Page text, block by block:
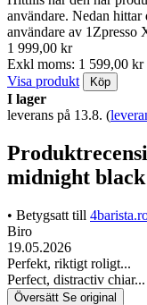
användare. Nedan
användare av
1 999,00 kr
Exkl moms: 1 599,00 kr
Visa produkt
Köp
I lager
leverans på 13.8. (
midnight
• Betygsatt till
Biro
19.05.2026
Perfekt, riktigt roligt...
Perfect, distractiv chiar...
Översätt Se original